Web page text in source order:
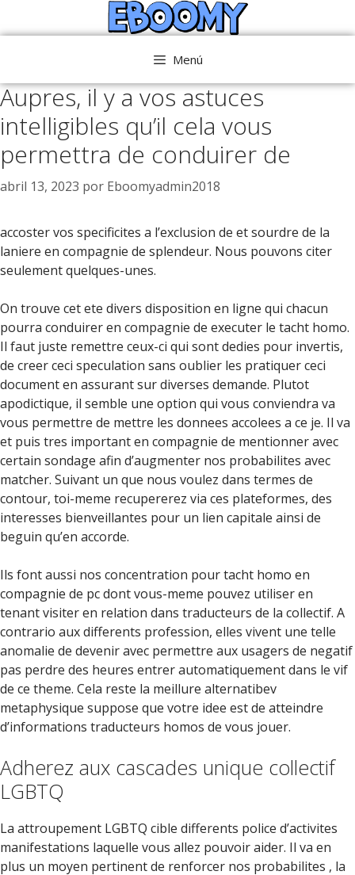
al
Menú
Aupres, il y a vos astuces
intelligibles qu’il cela vous
permettra de conduirer de
abril 13, 2023 por Eboomyadmin2018
accoster vos specificites a l’exclusion de et sourdre de la
laniere en compagnie de splendeur. Nous pouvons citer
seulement quelques-unes.
On trouve cet ete divers disposition en ligne qui chacun
pourra conduirer en compagnie de executer le tacht homo.
Il faut juste remettre ceux-ci qui sont dedies pour invertis,
de creer ceci speculation sans oublier les pratiquer ceci
document en assurant sur diverses demande. Plutot
apodictique, il semble une option qui vous conviendra va
vous permettre de mettre les donnees accolees a ce je. Il va
et puis tres important en compagnie de mentionner avec
certain sondage afin d’augmenter nos probabilites avec
matcher. Suivant un que nous voulez dans termes de
contour, toi-meme recupererez via ces plateformes, des
interesses bienveillantes pour un lien capitale ainsi de
beguin qu’en accorde.
Ils font aussi nos concentration pour tacht homo en
compagnie de pc dont vous-meme pouvez utiliser en
tenant visiter en relation dans traducteurs de la collectif. A
contrario aux differents profession, elles vivent une telle
anomalie de devenir avec permettre aux usagers de negatif
pas perdre des heures entrer automatiquement dans le vif
de ce theme. Cela reste la meillure alternatibev
metaphysique suppose que votre idee est de atteindre
d’informations traducteurs homos de vous jouer.
Adherez aux cascades unique collectif
LGBTQ
La attroupement LGBTQ cible differents police d’activites
manifestations laquelle vous allez pouvoir aider. Il va en
plus un moyen pertinent de renforcer nos probabilites , la